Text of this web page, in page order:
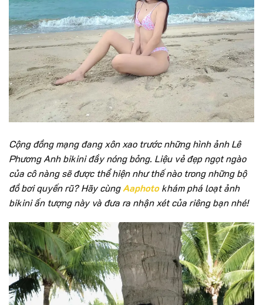
Cộng đồng mạng đang xôn xao trước những hình ảnh Lê
Phương Anh bikini đầy nóng bỏng. Liệu vẻ đẹp ngọt ngào
của cô nàng sẽ được thể hiện như thế nào trong những bộ
đồ bơi quyến rũ? Hãy cùngAaphotokhám phá loạt ảnh
bikini ấn tượng này và đưa ra nhận xét của riêng bạn nhé!